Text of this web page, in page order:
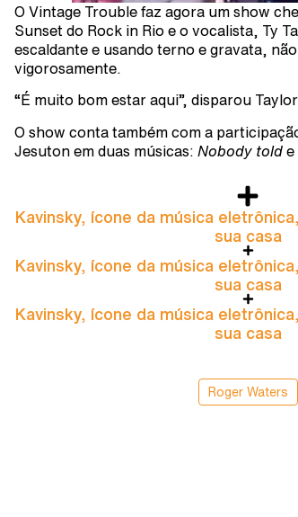
O Vintage Trouble faz agora um show
Sunset do Rock in Rio e o vocalista, Ty
escaldante e usando terno e gravata,
vigorosamente.
“É muito bom estar aqui”, disparou
O show conta também com a
Jesuton em duas músicas: Nobody told e
Kavinsky, ícone da música
sua casa
Kavinsky, ícone da música
sua casa
Kavinsky, ícone da música
sua casa
Roger Waters